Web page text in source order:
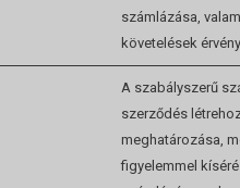
számlázása,
követelések
A szabályszerű
szerződés
meghatározása,
figyelemmel